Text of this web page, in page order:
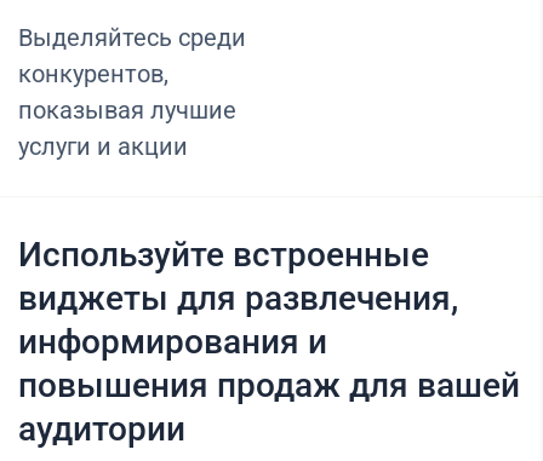
Выделяйтесь среди
конкурентов,
показывая лучшие
услуги и акции
Используйте встроенные
виджеты для развлечения,
информирования и
повышения продаж для вашей
аудитории